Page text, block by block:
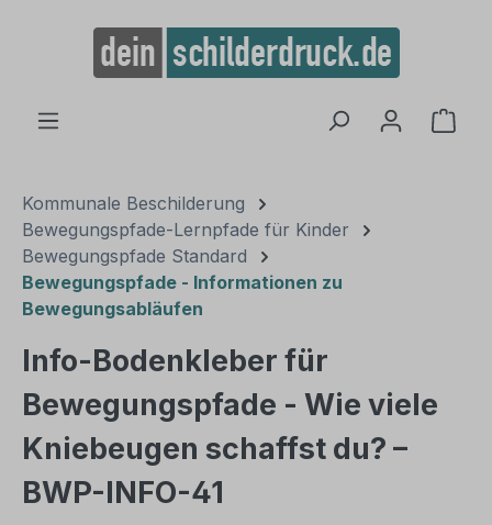
springen
Kommunale Beschilderung
Bewegungspfade-Lernpfade für Kinder
Bewegungspfade Standard
Bewegungspfade - Informationen zu
Bewegungsabläufen
Info-Bodenkleber für
Bewegungspfade - Wie viele
Kniebeugen schaffst du? –
BWP-INFO-41